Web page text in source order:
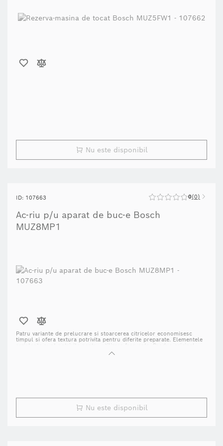
Nu este disponibil
ID: 107663 0 0
Ac-riu p/u aparat de buc-e Bosch
MUZ8MP1
Patru variante de prelucrare si stoarcerea citricelor economisesc
timpul si ofera textura potrivita pentru diferite preparate. Elementele
rezistente sunt potrivite pentru utilizare frecventa. Produs original,
Nu este disponibil